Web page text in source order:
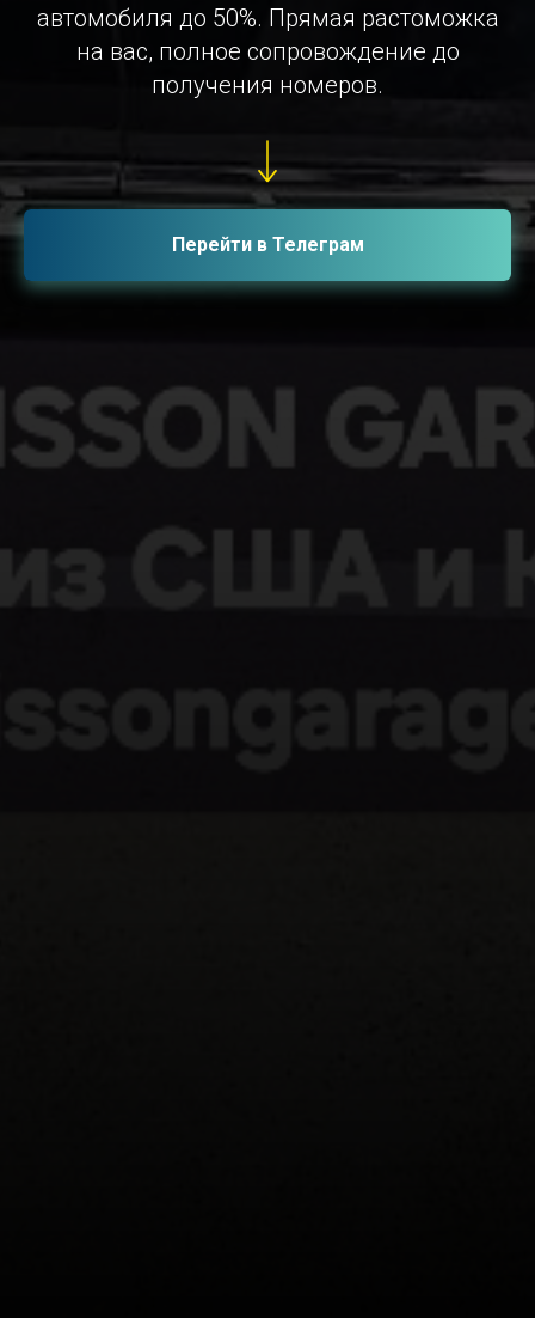
автомобиля до 50%. Прямая растоможка
на вас, полное сопровождение до
получения номеров.
Перейти в Телеграм